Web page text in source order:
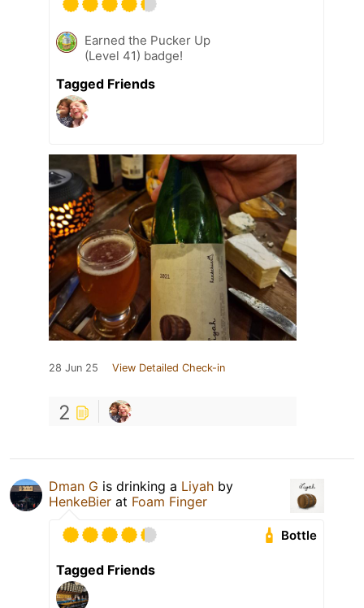
Earned the Pucker Up
(Level 41) badge!
Tagged Friends
28 Jun 25 View Detailed Check-in
2
Dman G is drinking a Liyah by
HenkeBier at Foam Finger
Bottle
Tagged Friends